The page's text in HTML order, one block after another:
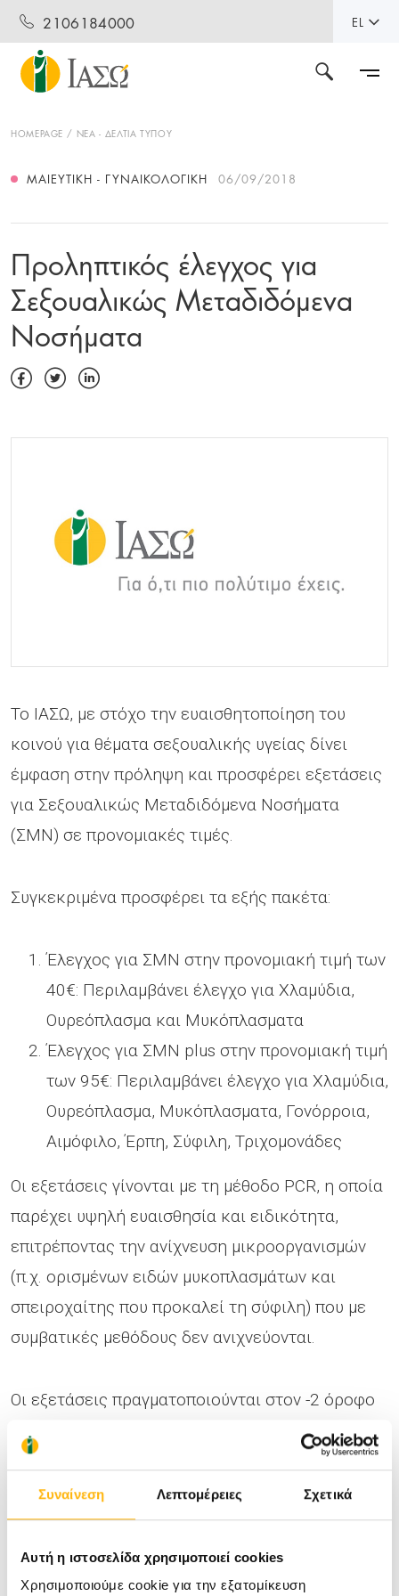
Συναίνεση Λεπτομέρειες Σχετικά
Αυτή η ιστοσελίδα χρησιμοποιεί cookies
Χρησιμοποιούμε cookie για την εξατομίκευση
2106184000 EL
HOMEPAGE ΝΕΑ - ΔΕΛΤΙΑ ΤΥΠΟΥ
ΜΑΙΕΥΤΙΚΉ - ΓΥΝΑΙΚΟΛΟΓΙΚΉ 06/09/2018
Προληπτικός έλεγχος για
Σεξουαλικώς Μεταδιδόμενα
Νοσήματα
Το ΙΑΣΩ, με στόχο την ευαισθητοποίηση του
κοινού για θέματα σεξουαλικής υγείας δίνει
έμφαση στην πρόληψη και προσφέρει εξετάσεις
για Σεξουαλικώς Μεταδιδόμενα Νοσήματα
(ΣΜΝ) σε προνομιακές τιμές.
Συγκεκριμένα προσφέρει τα εξής πακέτα:
Έλεγχος για ΣΜΝ στην προνομιακή τιμή των
40€: Περιλαμβάνει έλεγχο για Χλαμύδια,
Ουρεόπλασμα και Μυκόπλασματα
Έλεγχος για ΣΜΝ plus στην προνομιακή τιμή
των 95€: Περιλαμβάνει έλεγχο για Χλαμύδια,
Ουρεόπλασμα, Μυκόπλασματα, Γονόρροια,
Αιμόφιλο, Έρπη, Σύφιλη, Τριχομονάδες
Οι εξετάσεις γίνονται με τη μέθοδο PCR, η οποία
παρέχει υψηλή ευαισθησία και ειδικότητα,
επιτρέποντας την ανίχνευση μικροοργανισμών
(π.χ. ορισμένων ειδών μυκοπλασμάτων και
σπειροχαίτης που προκαλεί τη σύφιλη) που με
συμβατικές μεθόδους δεν ανιχνεύονται.
Οι εξετάσεις πραγματοποιούνται στον -2 όροφο
του ΙΑΣΩ, αφορούν σε γυναίκες και άνδρες και η
προσφορά ισχύει έως 31/10/2018.
Τηλέφωνο για πληροφορίες: 210 6185201